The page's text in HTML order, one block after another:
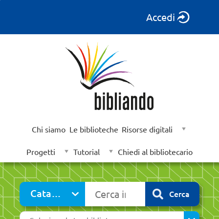
Accedi
Chi siamo Le biblioteche Risorse digitali
Progetti Tutorial Chiedi al bibliotecario
Catalogo
cambia
Cerca su "Catalogo"
Cerca
Seleziona